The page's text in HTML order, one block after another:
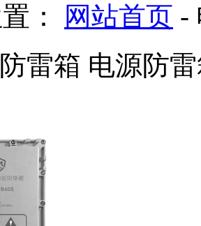
： 网站首页 -
雷箱 电源防